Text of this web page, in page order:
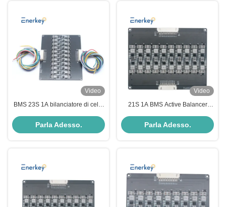
Video
BMS 23S 1A bilanciatore di celle
batterie al litio
Parla Adesso.
Video
21S 1A BMS Active Balancer
Equalizzatore di trasferimento di
Parla Adesso.